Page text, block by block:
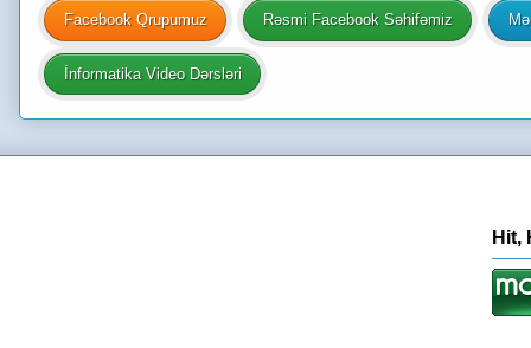
Facebook Qrupumuz Rəsmi Facebook Səhifəmiz
İnformatika Video Dərsləri
Hit,